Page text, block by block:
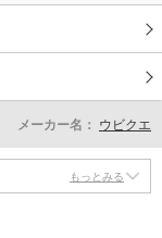
メーカー名： ウビクエ
もっとみる